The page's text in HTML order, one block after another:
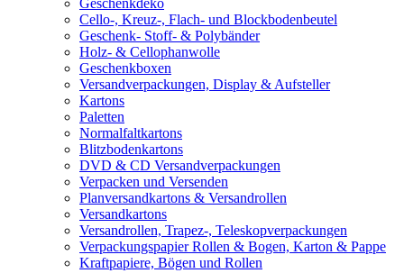
Geschenkdeko
Cello-, Kreuz-, Flach- und Blockbodenbeutel
Geschenk- Stoff- & Polybänder
Holz- & Cellophanwolle
Geschenkboxen
Versandverpackungen, Display & Aufsteller
Kartons
Paletten
Normalfaltkartons
Blitzbodenkartons
DVD & CD Versandverpackungen
Verpacken und Versenden
Planversandkartons & Versandrollen
Versandkartons
Versandrollen, Trapez-, Teleskopverpackungen
Verpackungspapier Rollen & Bogen, Karton & Pappe
Kraftpapiere, Bögen und Rollen